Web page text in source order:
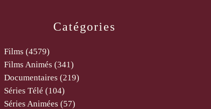
Catégories
Films (4579)
Films Animés (341)
Documentaires (219)
Séries Télé (104)
Séries Animées (57)